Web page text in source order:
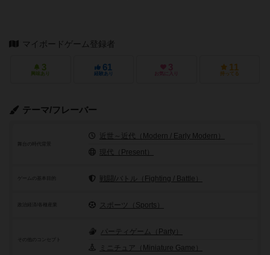
マイボードゲーム登録者
3
興味あり
61
経験あり
3
お気に入り
11
持ってる
テーマ/フレーバー
舞台の時代背景
近世～近代（Modern / Early Modern）
現代（Present）
ゲームの基本目的 戦闘/バトル（Fighting / Battle）
政治経済/各種産業 スポーツ（Sports）
その他のコンセプト
パーティゲーム（Party）
ミニチュア（Miniature Game）